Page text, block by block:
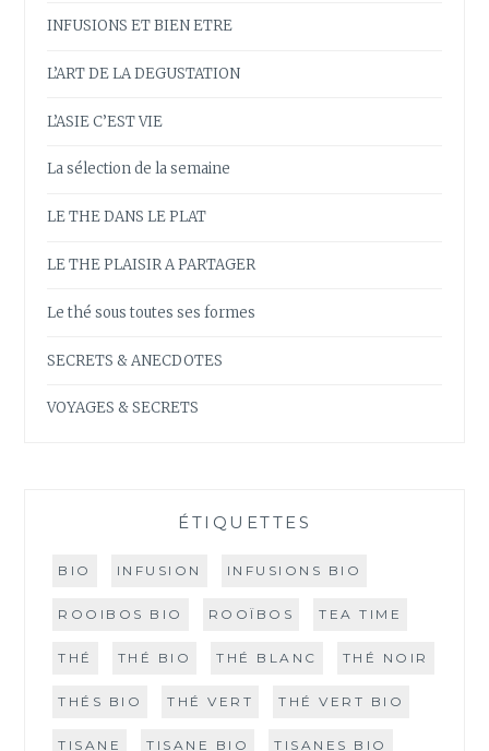
INFUSIONS ET BIEN ETRE
L’ART DE LA DEGUSTATION
L’ASIE C’EST VIE
La sélection de la semaine
LE THE DANS LE PLAT
LE THE PLAISIR A PARTAGER
Le thé sous toutes ses formes
SECRETS & ANECDOTES
VOYAGES & SECRETS
ÉTIQUETTES
BIO INFUSION INFUSIONS BIO
ROOIBOS BIO ROOÏBOS TEA TIME
THÉ THÉ BIO THÉ BLANC THÉ NOIR
THÉS BIO THÉ VERT THÉ VERT BIO
TISANE TISANE BIO TISANES BIO